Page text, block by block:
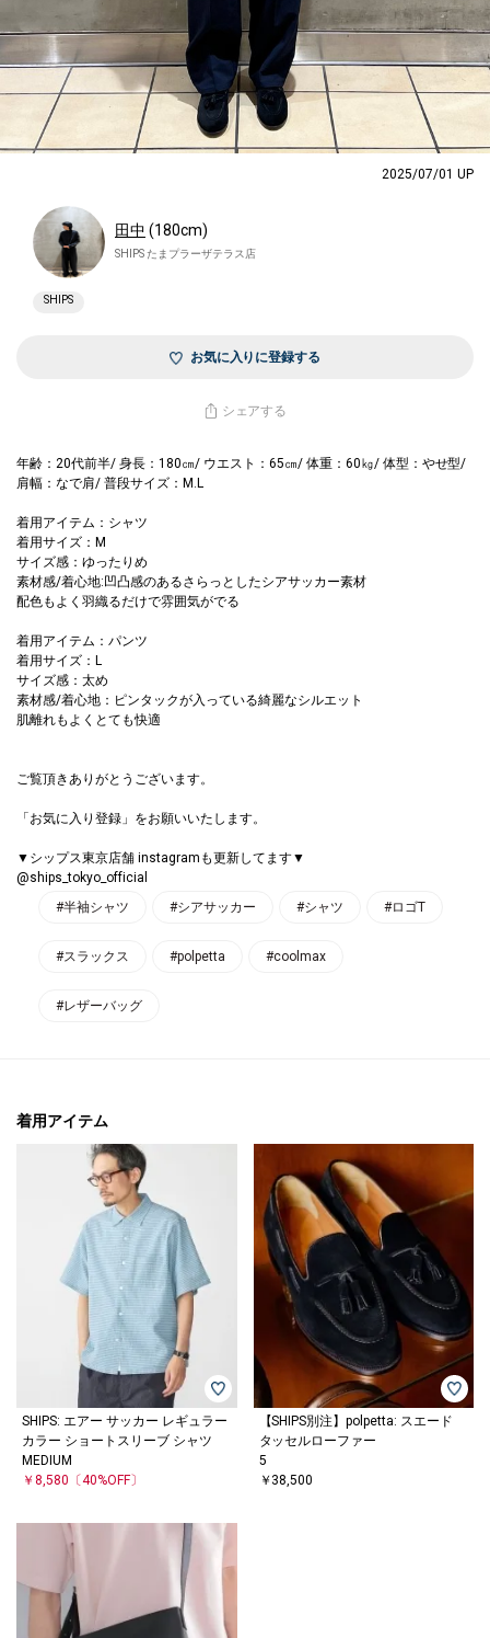
2025/07/01 UP
田中 (180cm)
SHIPS たまプラーザテラス店
SHIPS
お気に入りに登録する
シェアする
年齢：20代前半/ 身長：180㎝/ ウエスト：65㎝/ 体重：60㎏/ 体型：やせ型/
肩幅：なで肩/ 普段サイズ：M.L
着用アイテム：シャツ
着用サイズ：M
サイズ感：ゆったりめ
素材感/着心地:凹凸感のあるさらっとしたシアサッカー素材
配色もよく羽織るだけで雰囲気がでる
着用アイテム：パンツ
着用サイズ：L
サイズ感：太め
素材感/着心地：ピンタックが入っている綺麗なシルエット
肌離れもよくとても快適
ご覧頂きありがとうございます。
「お気に入り登録」をお願いいたします。
▼シップス東京店舗 instagramも更新してます▼
@ships_tokyo_official
#半袖シャツ
#シアサッカー #シャツ #ロゴT
#スラックス #polpetta #coolmax
#レザーバッグ
着用アイテム
SHIPS: エアー サッカー レギュラー
カラー ショートスリーブ シャツ
MEDIUM
￥8,580 〔40%OFF〕
【SHIPS別注】polpetta: スエード
タッセルローファー
5
￥38,500